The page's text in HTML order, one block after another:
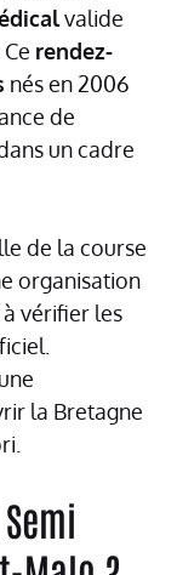
valide
. Ce rendez-
nés en 2006
de
un cadre
de la course
organisation
vérifier les
la Bretagne